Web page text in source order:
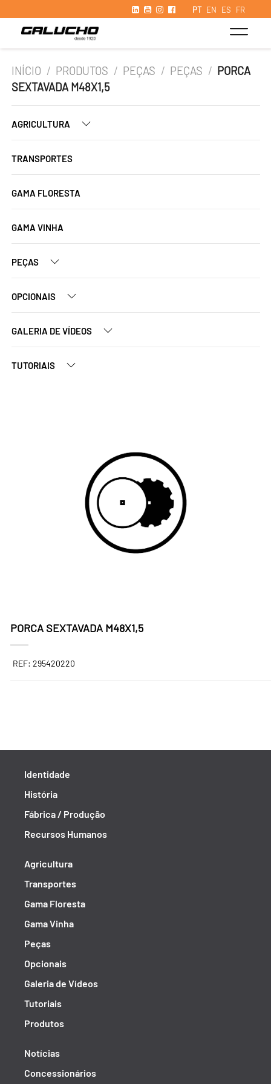
PT EN ES FR
INÍCIO / PRODUTOS / PEÇAS / PEÇAS / PORCA
SEXTAVADA M48X1,5
AGRICULTURA
TRANSPORTES
GAMA FLORESTA
GAMA VINHA
PEÇAS
OPCIONAIS
GALERIA DE VÍDEOS
TUTORIAIS
PORCA SEXTAVADA M48X1,5
REF: 295420220
Identidade
História
Fábrica / Produção
Recursos Humanos
Agricultura
Transportes
Gama Floresta
Gama Vinha
Peças
Opcionais
Galeria de Vídeos
Tutoriais
Produtos
Notícias
Concessionários